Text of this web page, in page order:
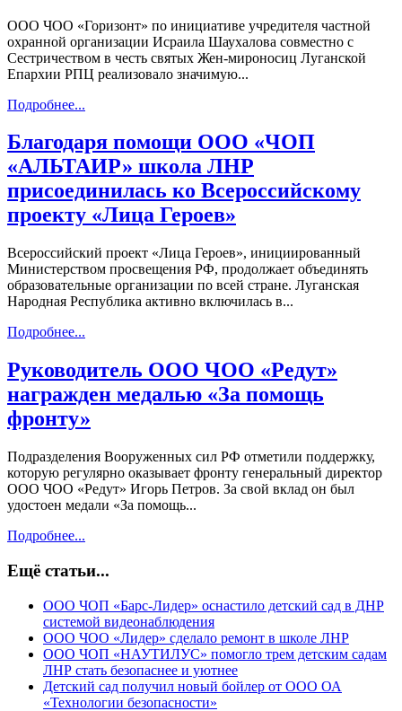
ООО ЧОО «Горизонт» по инициативе учредителя частной
охранной организации Исраила Шаухалова совместно с
Сестричеством в честь святых Жен-мироносиц Луганской
Епархии РПЦ реализовало значимую...
Подробнее...
Благодаря помощи ООО «ЧОП
«АЛЬТАИР» школа ЛНР
присоединилась ко Всероссийскому
проекту «Лица Героев»
Всероссийский проект «Лица Героев», инициированный
Министерством просвещения РФ, продолжает объединять
образовательные организации по всей стране. Луганская
Народная Республика активно включилась в...
Подробнее...
Руководитель ООО ЧОО «Редут»
награжден медалью «За помощь
фронту»
Подразделения Вооруженных сил РФ отметили поддержку,
которую регулярно оказывает фронту генеральный директор
ООО ЧОО «Редут» Игорь Петров. За свой вклад он был
удостоен медали «За помощь...
Подробнее...
Ещё статьи...
ООО ЧОП «Барс-Лидер» оснастило детский сад в ДНР
системой видеонаблюдения
ООО ЧОО «Лидер» сделало ремонт в школе ЛНР
ООО ЧОП «НАУТИЛУС» помогло трем детским садам
ЛНР стать безопаснее и уютнее
Детский сад получил новый бойлер от ООО ОА
«Технологии безопасности»